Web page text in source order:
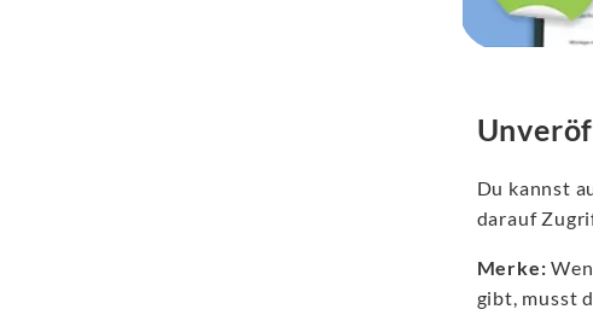
Du kannst
darauf
Merke:
gibt, musst